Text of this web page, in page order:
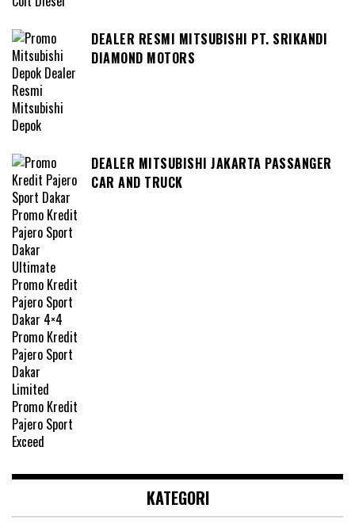
DEALER RESMI MITSUBISHI PT. SRIKANDI
DIAMOND MOTORS
DEALER MITSUBISHI JAKARTA PASSANGER
CAR AND TRUCK
KATEGORI